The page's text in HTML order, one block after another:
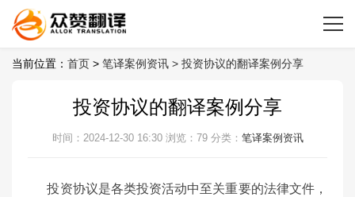
当前位置： 首页 > 笔译案例资讯 > 投资协议的翻译案例分享
投资协议的翻译案例分享
时间：2024-12-30 16:30浏览：79 分类： 笔译案例资讯
投资协议是各类投资活动中至关重要的法律文件，